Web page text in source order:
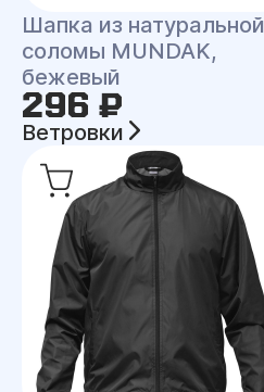
Шапка из натуральной
соломы MUNDAK,
бежевый
296 ₽
Ветровки